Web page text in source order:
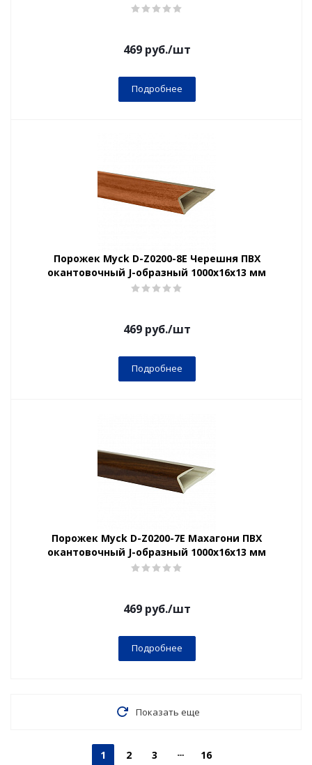
469руб./шт
Подробнее
Порожек Myck D-Z0200-8Е Черешня ПВХ
окантовочный J-образный 1000х16х13 мм
469руб./шт
Подробнее
Порожек Myck D-Z0200-7Е Махагони ПВХ
окантовочный J-образный 1000х16х13 мм
469руб./шт
Подробнее
Показать еще
1 2 3 16